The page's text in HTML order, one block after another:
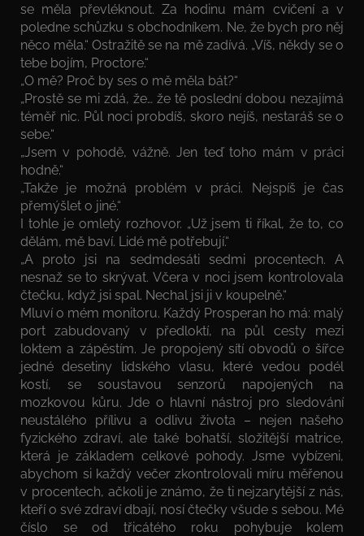
se měla převléknout. Za hodinu mám cvičení a v
poledne schůzku s obchodníkem. Ne, že bych pro něj
něco měla.“ Ostražitě se na mě zadívá. „Víš, někdy se o
tebe bojím, Proctore.“
„O mě? Proč by ses o mě měla bát?“
„Prostě se mi zdá, že… že tě poslední dobou nezajímá
téměř nic. Půl noci probdíš, skoro nejíš, nestaráš se o
sebe.“
„Jsem v pohodě, vážně. Jen teď toho mám v práci
hodně.“
„Takže je možná problém v práci. Nejspíš je čas
přemýšlet o jiné.“
I tohle je omletý rozhovor. „Už jsem ti říkal, že to, co
dělám, mě baví. Lidé mě potřebují.“
„A proto jsi na sedmdesáti sedmi procentech. A
nesnaž se to skrývat. Včera v noci jsem kontrolovala
čtečku, když jsi spal. Nechal jsi ji v koupelně.“
Mluví o mém monitoru. Každý Prosperan ho má: malý
port zabudovaný v předloktí, na půl cesty mezi
loktem a zápěstím. Je propojený sítí obvodů o šířce
jedné desetiny lidského vlasu, které vedou podél
kostí, se soustavou senzorů napojených na
mozkovou kůru. Jde o hlavní nástroj pro sledování
neustálého přílivu a odlivu života – nejen našeho
fyzického zdraví, ale také bohatší, složitější matrice,
která je základem celkové pohody. Jsme vybízeni,
abychom si každý večer zkontrolovali míru měřenou
v procentech, ačkoli je známo, že ti nejzarytější z nás,
kteří o své zdraví dbají, nosí čtečky všude s sebou. Mé
číslo se od třicátého roku pohybuje kolem